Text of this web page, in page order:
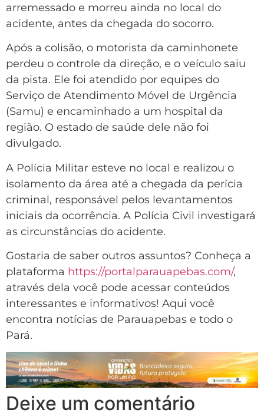
arremessado e morreu ainda no local do
acidente, antes da chegada do socorro.
Após a colisão, o motorista da caminhonete
perdeu o controle da direção, e o veículo saiu
da pista. Ele foi atendido por equipes do
Serviço de Atendimento Móvel de Urgência
(Samu) e encaminhado a um hospital da
região. O estado de saúde dele não foi
divulgado.
A Polícia Militar esteve no local e realizou o
isolamento da área até a chegada da perícia
criminal, responsável pelos levantamentos
iniciais da ocorrência. A Polícia Civil investigará
as circunstâncias do acidente.
Gostaria de saber outros assuntos? Conheça a
plataforma https://portalparauapebas.com/,
através dela você pode acessar conteúdos
interessantes e informativos! Aqui você
encontra notícias de Parauapebas e todo o
Pará.
Deixe um comentário